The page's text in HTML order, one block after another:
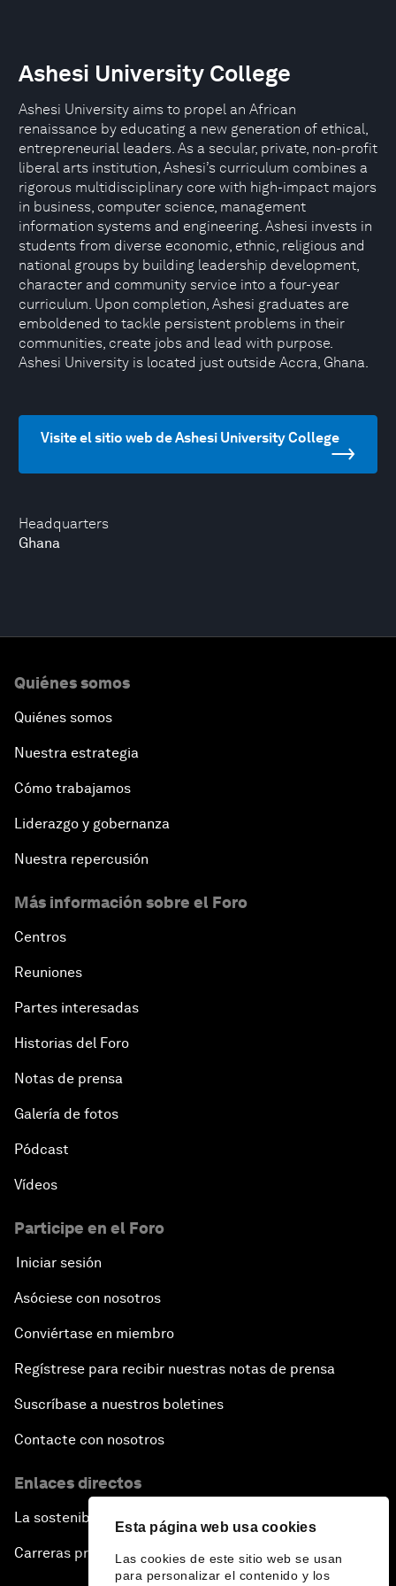
Esta página web usa cookies
Las cookies de este sitio web se usan
para personalizar el contenido y los
Headquarters
Ghana
Ashesi University College
Ashesi University aims to propel an African
renaissance by educating a new generation of ethical,
entrepreneurial leaders. As a secular, private, non-profit
liberal arts institution, Ashesi’s curriculum combines a
rigorous multidisciplinary core with high-impact majors
in business, computer science, management
information systems and engineering. Ashesi invests in
students from diverse economic, ethnic, religious and
national groups by building leadership development,
character and community service into a four-year
curriculum. Upon completion, Ashesi graduates are
emboldened to tackle persistent problems in their
communities, create jobs and lead with purpose.
Ashesi University is located just outside Accra, Ghana.
Visite el sitio web de Ashesi University College
Quiénes somos
Quiénes somos
Nuestra estrategia
Cómo trabajamos
Liderazgo y gobernanza
Nuestra repercusión
Más información sobre el Foro
Centros
Reuniones
Partes interesadas
Historias del Foro
Notas de prensa
Galería de fotos
Pódcast
Vídeos
Participe en el Foro
Iniciar sesión
Asóciese con nosotros
Conviértase en miembro
Regístrese para recibir nuestras notas de prensa
Suscríbase a nuestros boletines
Contacte con nosotros
Enlaces directos
La sostenibilidad en el Foro
Carreras profesionales